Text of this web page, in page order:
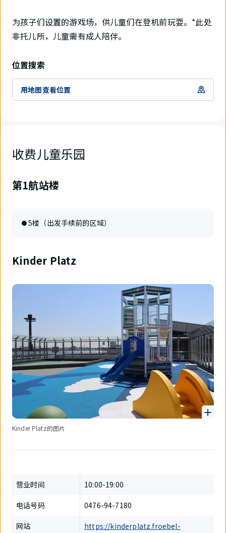
为孩子们设置的游戏场，供儿童们在登机前玩耍。*此处
非托儿所，儿童需有成人陪伴。
位置搜索
用地图查看位置
收费儿童乐园
第1航站楼
5楼（出发手续前的区域）
Kinder Platz
Kinder Platz的图片
营业时间 10:00-19:00
电话号码 0476-94-7180
网站
https://kinderplatz.froebel-